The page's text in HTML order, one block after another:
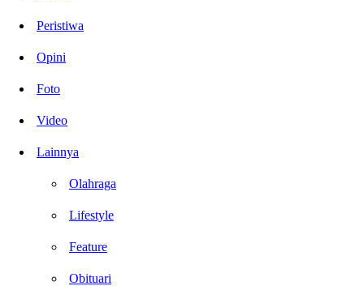
Peristiwa
Opini
Foto
Video
Lainnya
Olahraga
Lifestyle
Feature
Obituari